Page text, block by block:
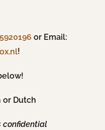
or Email:
!
or Dutch
confidential